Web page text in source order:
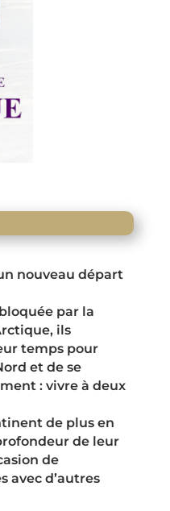
nouveau départ
par la
ils
temps pour
et de se
: vivre à deux
de plus en
de leur
de
avec d’autres